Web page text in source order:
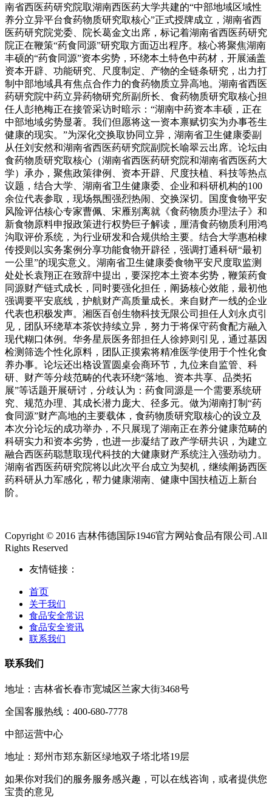
南省西医药研究院取湖南西医药大学共建的“中部地域区域性
养分立异平台食药物质研究取核心”正式授牌成立，湖南省西
医药研究院党委、院长葛金文出席，标记着湖南省西医药研究
院正在鞭策“药食同源”研究取方面迈出程序。核心将聚焦湖南
丰硕的“药食同源”资本劣势，环绕本土特色中药材，开展涵盖
资本开辟、功能研究、尺度制定、产物的全链条研究，出力打
制中部地域具有焦点合作力的食药物质立异高地。湖南省西医
药研究院中药立异药物研究所副所长、食药物质研究取核心担
任人彭艳梅正在接管采访时暗示：“湖南中药资本丰硕，正在
中部地域劣势显著。我们但愿将这一资本禀赋切实为办事苍生
健康的现实。”为深化交换取协同立异，湖南省卫生健康委副
从任刘安然和湖南省西医药研究院副院长喻翠云出席。论坛由
食药物质研究取核心（湖南省西医药研究院和湖南省西医药大
学）承办，聚焦政策律例、资本开辟、尺度扶植、科技等热点
议题，结合大学、湖南省卫生健康委、企业和科研机构的100
余位代表参取，现场氛围强烈热闹、交换深切。国度食物平安
风险评估核心专家曹佩、宋雁别离就《食药物质办理法子》和
新食物原料申报政策进行权势巨子解读，厘清食药物质利用鸿
沟取评价系统，为行业研发和合规供给主要。结合大学惠柏棣
传授则以实务案例分享功能食物开辟径，强调打通科研“最初
一公里”的现实意义。湖南省卫生健康委食物平安尺度取监测
处处长袁翔正在致辞中提出，要深挖本土资本劣势，鞭策药食
同源财产链式成长，同时要强化担任，阐扬核心效能，最初他
强调要平安底线，护航财产高质量成长。来自财产一线的企业
代表也积极发声。湘医百创生物科技无限公司担任人刘永贞引
见，团队环绕草本茶饮持续立异，努力于将保守药食配方融入
现代糊口体例。华务星辰医务部担任人徐婷则引见，通过基因
检测筛选个性化原料，团队正摸索将精准医学使用于个性化食
养办事。论坛还出格设置圆桌会商环节，九位来自监管、科
研、财产等分歧范畴的代表环绕“落地、资本共享、品类拓
展”等话题开展研讨，分歧认为：药食同源是一个需要系统研
究、规范办理、其成长潜力庞大、径多元。做为湖南打制“药
食同源”财产高地的主要载体，食药物质研究取核心的设立及
本次分论坛的成功举办，不只展现了湖南正在养分健康范畴的
科研实力和资本劣势，也进一步凝结了政产学研共识，为建立
融合西医药聪慧取现代科技的大健康财产系统注入强劲动力。
湖南省西医药研究院将以此次平台成立为契机，继续阐扬西医
药科研从力军感化，帮力健康湖南、健康中国扶植迈上新台
阶。
Copyright © 2016 吉林伟德国际1946官方网站食品有限公司.All
Rights Reserved
友情链接：
首页
关于我们
食品安全常识
食品安全资讯
联系我们
联系我们
地址：吉林省长春市宽城区兰家大街3468号
全国客服热线：400-680-7778
中部运营中心
地址：郑州市郑东新区绿地双子塔北塔19层
如果你对我们的服务服务感兴趣，可以在线咨询，或者提供您
宝贵的意见